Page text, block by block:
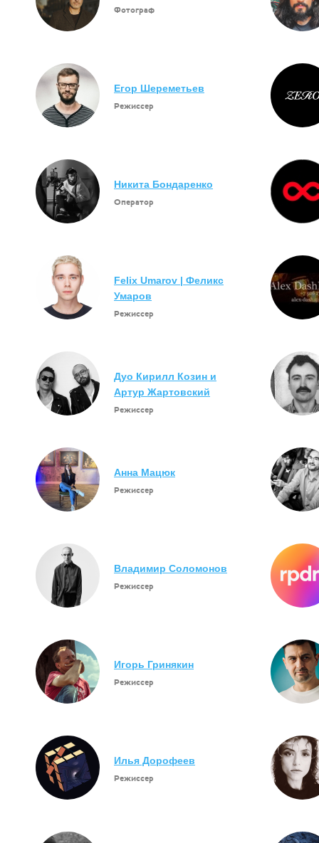
Фотограф
Егор Шереметьев
Режиссер
Никита Бондаренко
Оператор
Felix Umarov | Феликс
Умаров
Режиссер
Дуо Кирилл Козин и
Артур Жартовский
Режиссер
Анна Мацюк
Режиссер
Владимир Соломонов
Режиссер
Игорь Гринякин
Режиссер
Илья Дорофеев
Режиссер